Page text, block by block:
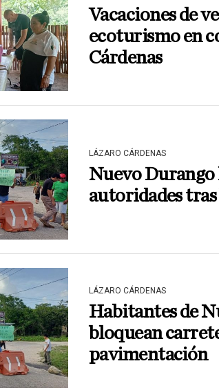
Vacaciones de
ecoturismo en
Cárdenas
LÁZARO CÁRDENAS
Nuevo Durango
autoridades
LÁZARO CÁRDENAS
Habitantes de
bloquean
pavimentación